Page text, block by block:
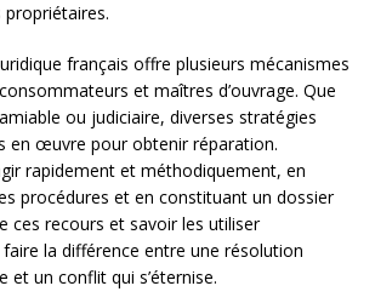
français offre plusieurs mécanismes
et maîtres d’ouvrage. Que
ou judiciaire, diverses stratégies
en œuvre pour obtenir réparation.
rapidement et méthodiquement, en
procédures et en constituant un dossier
ces recours et savoir les utiliser
la différence entre une résolution
et un conflit qui s’éternise.